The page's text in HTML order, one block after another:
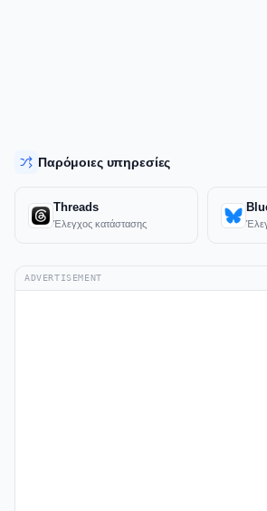
Παρόμοιες υπηρεσίες
Threads
Έλεγχος κατάστασης
ADVERTISEMENT